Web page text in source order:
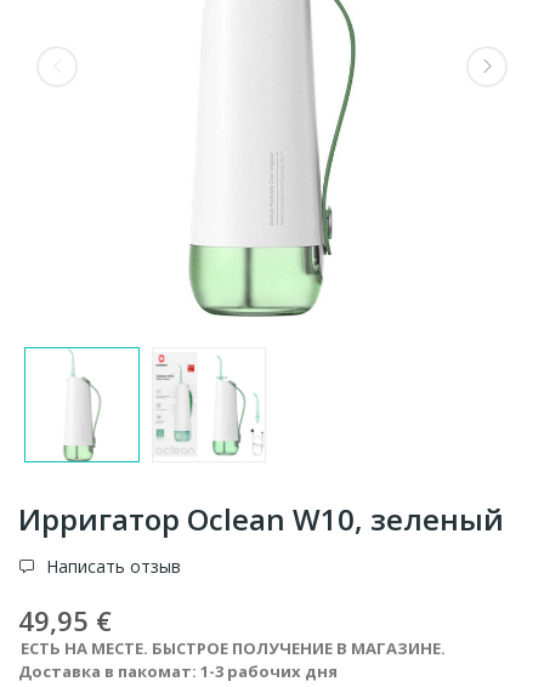
Ирригатор Oclean W10, зеленый
Написать отзыв
49,95 €
ЕСТЬ НА МЕСТЕ. БЫСТРОЕ ПОЛУЧЕНИЕ В МАГАЗИНЕ.
Доставка в пакомат: 1-3 рабочих дня